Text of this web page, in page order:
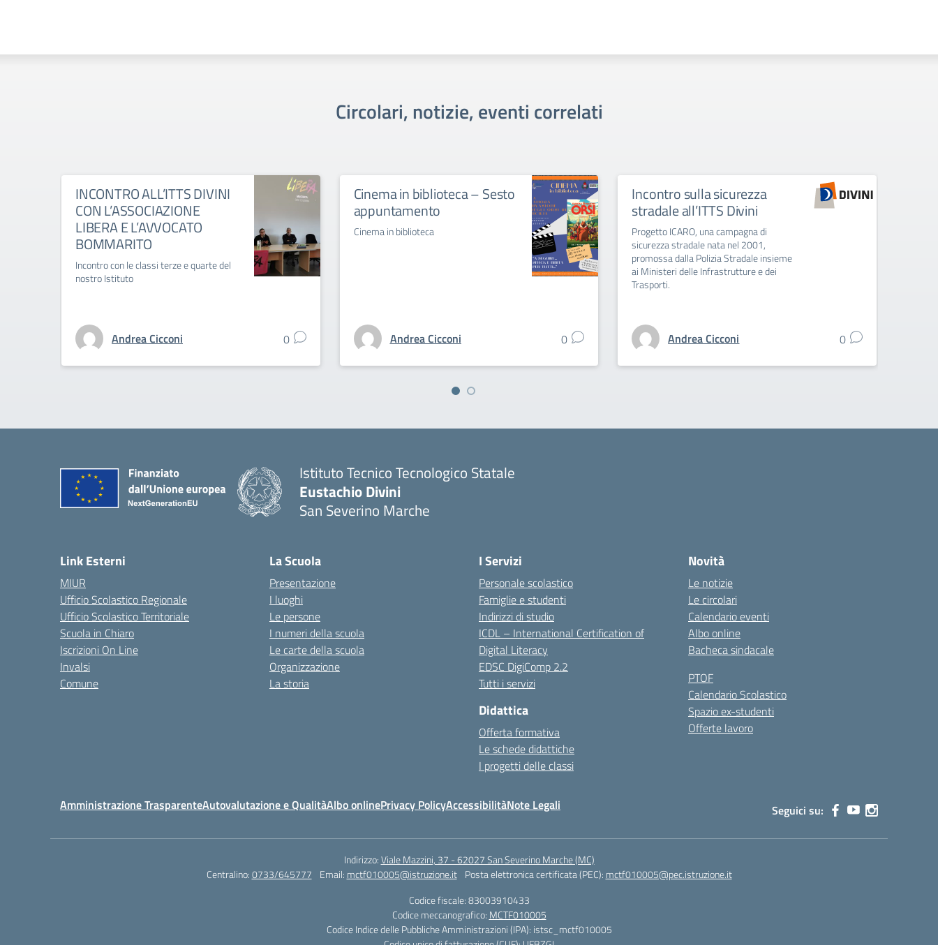
Circolari, notizie, eventi correlati
INCONTRO ALL’ITTS DIVINI
CON L’ASSOCIAZIONE
LIBERA E L’AVVOCATO
BOMMARITO
Incontro con le classi terze e quarte del
nostro Istituto
Andrea Cicconi 0
Cinema in biblioteca – Sesto
appuntamento
Cinema in biblioteca
Andrea Cicconi 0
Incontro sulla sicurezza
stradale all’ITTS Divini
Progetto ICARO, una campagna di
sicurezza stradale nata nel 2001,
promossa dalla Polizia Stradale insieme
ai Ministeri delle Infrastrutture e dei
Trasporti.
Andrea Cicconi 0
Istituto Tecnico Tecnologico Statale
Eustachio Divini
San Severino Marche
Link Esterni
MIUR
Ufficio Scolastico Regionale
Ufficio Scolastico Territoriale
Scuola in Chiaro
Iscrizioni On Line
Invalsi
Comune
La Scuola
Presentazione
I luoghi
Le persone
I numeri della scuola
Le carte della scuola
Organizzazione
La storia
I Servizi
Personale scolastico
Famiglie e studenti
Indirizzi di studio
ICDL – International Certification of
Digital Literacy
EDSC DigiComp 2.2
Tutti i servizi
Didattica
Offerta formativa
Le schede didattiche
I progetti delle classi
Novità
Le notizie
Le circolari
Calendario eventi
Albo online
Bacheca sindacale
PTOF
Calendario Scolastico
Spazio ex-studenti
Offerte lavoro
Amministrazione TrasparenteAutovalutazione e QualitàAlbo onlinePrivacy PolicyAccessibilitàNote Legali Seguici su:
Indirizzo:Viale Mazzini, 37 - 62027 San Severino Marche (MC)
Centralino:0733/645777 Email: mctf010005@istruzione.it Posta elettronica certificata (PEC): mctf010005@pec.istruzione.it
Codice fiscale: 83003910433
Codice meccanografico: MCTF010005
Codice Indice delle Pubbliche Amministrazioni (IPA): istsc_mctf010005